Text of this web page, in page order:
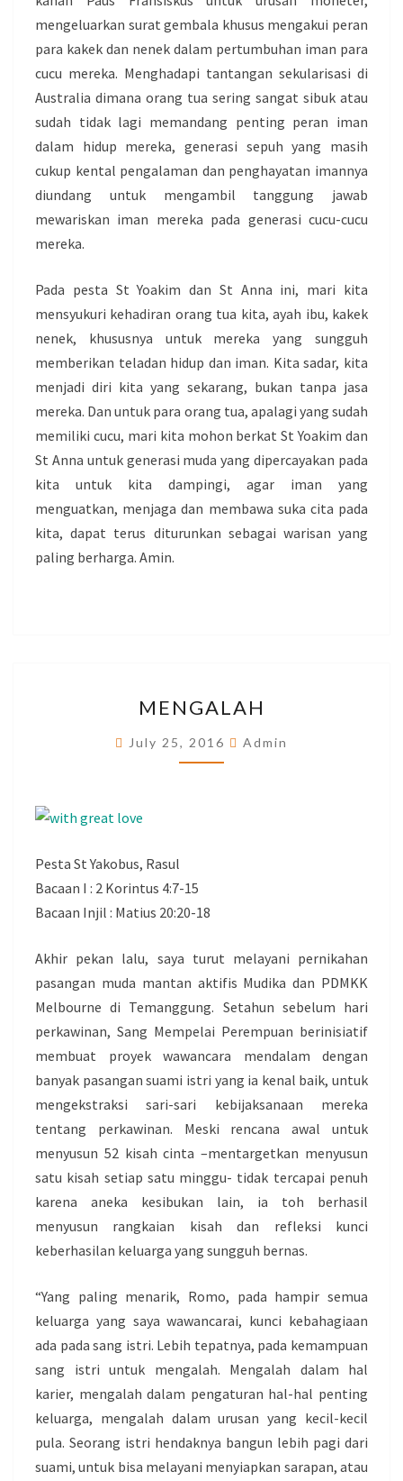
mengeluarkan surat gembala khusus mengakui peran
para kakek dan nenek dalam pertumbuhan iman para
cucu mereka. Menghadapi tantangan sekularisasi di
Australia dimana orang tua sering sangat sibuk atau
sudah tidak lagi memandang penting peran iman
dalam hidup mereka, generasi sepuh yang masih
cukup kental pengalaman dan penghayatan imannya
diundang untuk mengambil tanggung jawab
mewariskan iman mereka pada generasi cucu-cucu
mereka.
Pada pesta St Yoakim dan St Anna ini, mari kita
mensyukuri kehadiran orang tua kita, ayah ibu, kakek
nenek, khususnya untuk mereka yang sungguh
memberikan teladan hidup dan iman. Kita sadar, kita
menjadi diri kita yang sekarang, bukan tanpa jasa
mereka. Dan untuk para orang tua, apalagi yang sudah
memiliki cucu, mari kita mohon berkat St Yoakim dan
St Anna untuk generasi muda yang dipercayakan pada
kita untuk kita dampingi, agar iman yang
menguatkan, menjaga dan membawa suka cita pada
kita, dapat terus diturunkan sebagai warisan yang
paling berharga. Amin.
MENGALAH
July 25, 2016 Admin
Pesta St Yakobus, Rasul
Bacaan I : 2 Korintus 4:7-15
Bacaan Injil : Matius 20:20-18
Akhir pekan lalu, saya turut melayani pernikahan
pasangan muda mantan aktifis Mudika dan PDMKK
Melbourne di Temanggung. Setahun sebelum hari
perkawinan, Sang Mempelai Perempuan berinisiatif
membuat proyek wawancara mendalam dengan
banyak pasangan suami istri yang ia kenal baik, untuk
mengekstraksi sari-sari kebijaksanaan mereka
tentang perkawinan. Meski rencana awal untuk
menyusun 52 kisah cinta –mentargetkan menyusun
satu kisah setiap satu minggu- tidak tercapai penuh
karena aneka kesibukan lain, ia toh berhasil
menyusun rangkaian kisah dan refleksi kunci
keberhasilan keluarga yang sungguh bernas.
“Yang paling menarik, Romo, pada hampir semua
keluarga yang saya wawancarai, kunci kebahagiaan
ada pada sang istri. Lebih tepatnya, pada kemampuan
sang istri untuk mengalah. Mengalah dalam hal
karier, mengalah dalam pengaturan hal-hal penting
keluarga, mengalah dalam urusan yang kecil-kecil
pula. Seorang istri hendaknya bangun lebih pagi dari
suami, untuk bisa melayani menyiapkan sarapan, atau